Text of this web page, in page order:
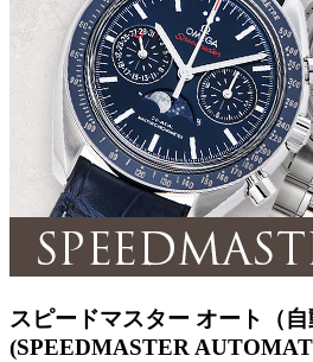
スピードマスター オート（自
(SPEEDMASTER